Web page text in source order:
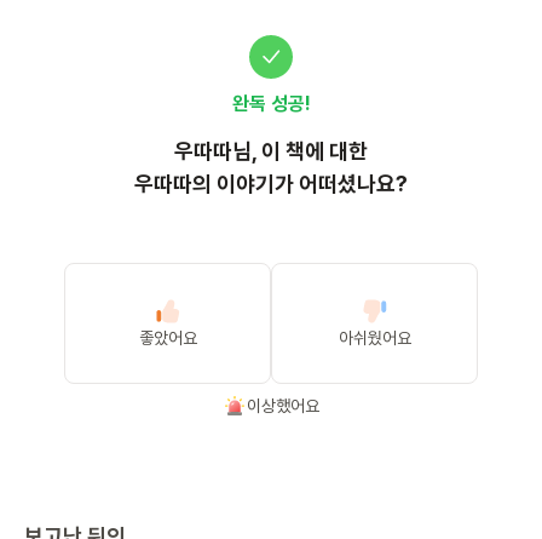
완독 성공!
우따따님, 이 책에 대한
우따따의 이야기가 어떠셨나요?
좋았어요 아쉬웠어요
이상했어요